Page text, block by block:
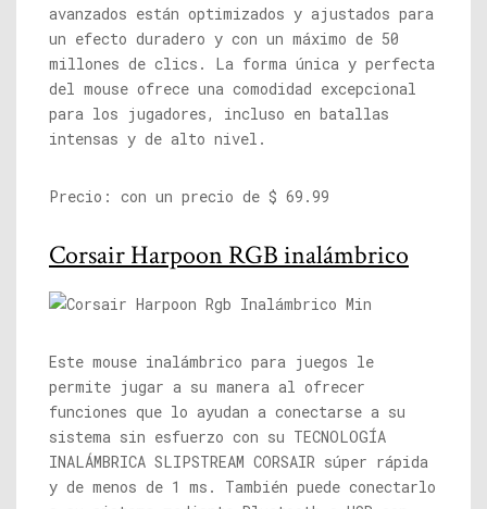
avanzados están optimizados y ajustados para
un efecto duradero y con un máximo de 50
millones de clics. La forma única y perfecta
del mouse ofrece una comodidad excepcional
para los jugadores, incluso en batallas
intensas y de alto nivel.
Precio: con un precio de $ 69.99
Corsair Harpoon RGB inalámbrico
Este mouse inalámbrico para juegos le
permite jugar a su manera al ofrecer
funciones que lo ayudan a conectarse a su
sistema sin esfuerzo con su TECNOLOGÍA
INALÁMBRICA SLIPSTREAM CORSAIR súper rápida
y de menos de 1 ms. También puede conectarlo